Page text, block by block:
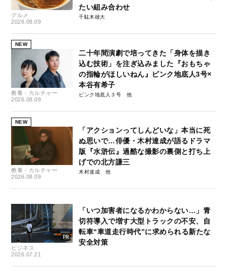
グルメ
2026.08.09
たい組み合わせ
千駄木雄大
NEW
教養・カルチャー
2026.08.09
二十年間演劇で培ってきた「身体を描き
込む技術」を注ぎ込みました『おもちゃ
の指輪がほしいねん』ピンク地底人3号×
本谷有希子
ピンク地底人３号
NEW
教養・カルチャー
2026.08.09
「アクションってしんどいな」本当に死
ぬ思いで…俳優・木村達成が語るドラマ
版『水滸伝』過酷な撮影の裏側と打ち上
げでの北方謙三
木村達成
ビジネス
2026.07.21
「いつ加害者になるかわからない…」青
切符導入で増す大型トラックの不安、自
転車“車道走行時代”に求められる新たな
安全対策